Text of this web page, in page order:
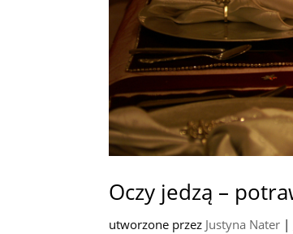
Oczy jedzą –
utworzone przez Justyna Nater |